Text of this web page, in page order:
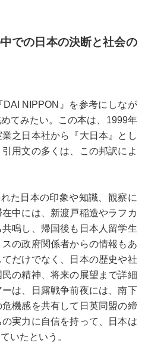
での日本の決断と社会の
NIPPON』を参考にしなが
てみたい。この本は、1999年
之日本社から『大日本』とし
用文の多くは、この邦訳によ
た日本の印象や知識、観察に
中には、新渡戸稲造やラフカ
鳴し、帰国後も日本人留学生
の政府関係者からの情報もあ
だけでなく、日本の歴史や社
の精神、将来の展望まで詳細
は、日露戦争前夜には、南下
機感を共有して日英同盟の締
実力に自信を持って、日本は
いたという。